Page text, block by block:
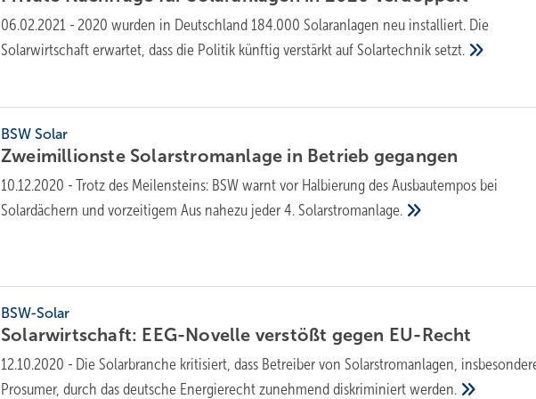
06.02.2021 - 2020 wurden in Deutschland 184.000 Solaranlagen neu installiert. Die
Solarwirtschaft erwartet, dass die Politik künftig verstärkt auf Solartechniksetzt.
BSW Solar
Zweimillionste Solarstromanlage in Betrieb gegangen
10.12.2020 - Trotz des Meilensteins: BSW warnt vor Halbierung des Ausbautempos bei
Solardächern und vorzeitigem Aus nahezu jeder 4.Solarstromanlage.
BSW-Solar
Solarwirtschaft: EEG-Novelle verstößt gegen EU-Recht
12.10.2020 - Die Solarbranche kritisiert, dass Betreiber von Solarstromanlagen,
Prosumer, durch das deutsche Energierecht zunehmend diskriminiertwerden.